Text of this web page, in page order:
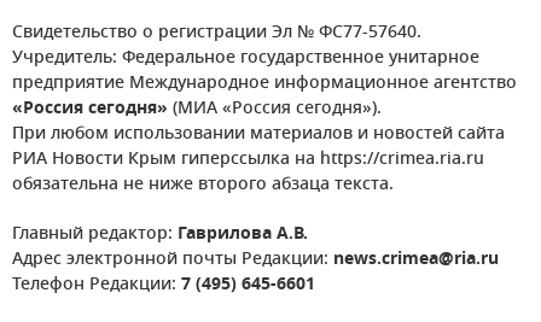
Свидетельство о регистрации Эл № ФС77-57640.
Учредитель: Федеральное государственное унитарное
предприятие Международное информационное агентство
«Россия сегодня» (МИА «Россия сегодня»).
При любом использовании материалов и новостей сайта
РИА Новости Крым гиперссылка на https://crimea.ria.ru
обязательна не ниже второго абзаца текста.
Главный редактор: Гаврилова А.В.
Адрес электронной почты Редакции: news.crimea@ria.ru
Телефон Редакции: 7 (495) 645-6601